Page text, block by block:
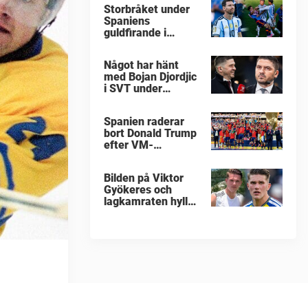
Storbråket under
Spaniens
guldfirande i
Något har hänt
med Bojan Djordjic
i SVT under
Spanien raderar
bort Donald Trump
efter VM-
Bilden på Viktor
Gyökeres och
lagkamraten hyllas